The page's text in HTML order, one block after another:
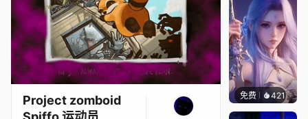
Project zomboid
免费 421好看